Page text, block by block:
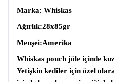
Marka: Whiskas
Ağırlık:28x85gr
Menşei:Amerika
Whiskas pouch jöle içinde
Yetişkin kediler için özel